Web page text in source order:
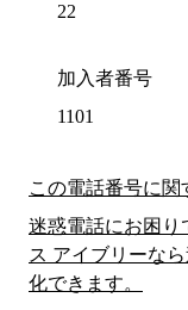
22
加入者番号
1101
この電話番号に関
迷惑電話にお困り
ス アイブリーな
化できます。